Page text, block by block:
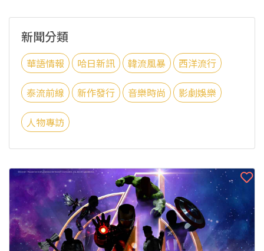
新聞分類
華語情報 哈日新訊 韓流風暴 西洋流行
泰流前線 新作發行 音樂時尚 影劇娛樂
人物專訪